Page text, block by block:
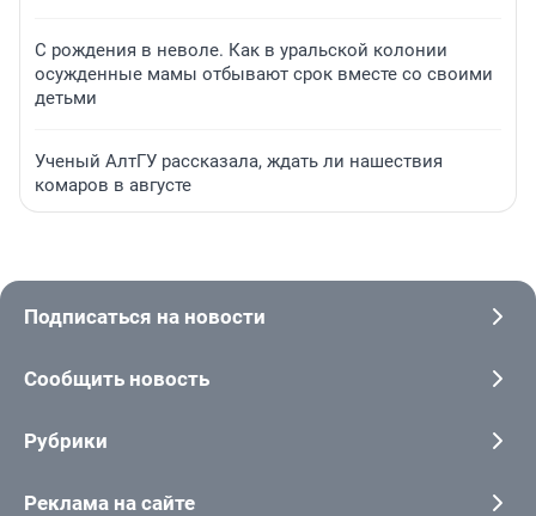
С рождения в неволе. Как в уральской колонии
осужденные мамы отбывают срок вместе со своими
детьми
Ученый АлтГУ рассказала, ждать ли нашествия
комаров в августе
Подписаться на новости
Сообщить новость
Рубрики
Реклама на сайте